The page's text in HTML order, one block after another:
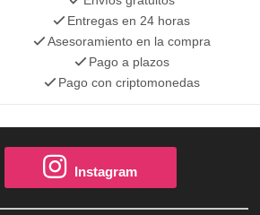
Entregas en 24 horas
Asesoramiento en la compra
Pago a plazos
Pago con criptomonedas
Instagram